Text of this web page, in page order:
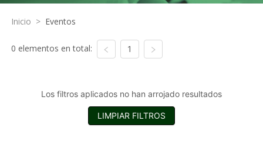
Inicio > Eventos
0 elementos en total: 1
Los filtros aplicados no han arrojado resultados
LIMPIAR FILTROS